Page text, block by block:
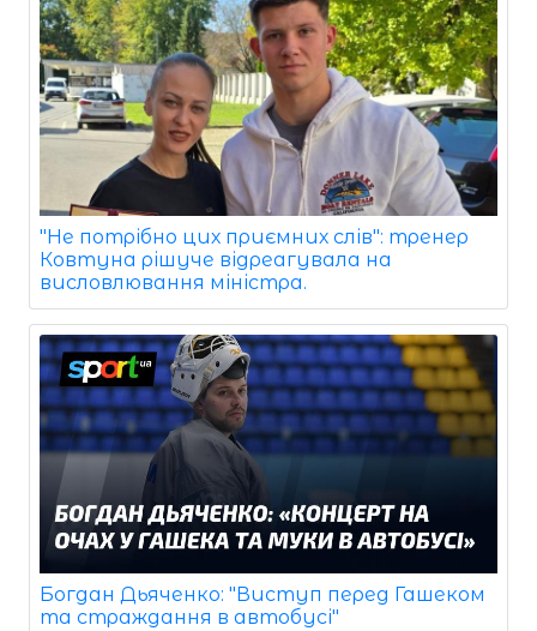
"Не потрібно цих приємних слів": тренер
Ковтуна рішуче відреагувала на
висловлювання міністра.
Богдан Дьяченко: "Виступ перед Гашеком
та страждання в автобусі"